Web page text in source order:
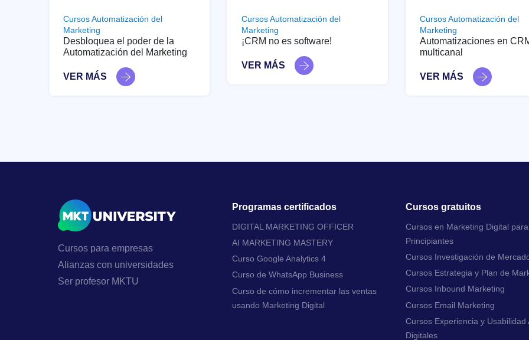
Cursos Automatización del
Marketing
Desbloquea el poder de la
Automatización del Marketing
VER MÁS
Cursos Automatización del
Marketing
¡CRM no es software!
VER MÁS
Cursos Automatización del
Marketing
Automatizaciones en
multicanal
VER MÁS
Cursos para empresas
Alianzas con universidades
Ser profesor MKTU
Programas certificados
DIGITAL MARKETING OFFICER
AI MARKETING MASTERY
Curso Google Analytics 4
Curso de WhatsApp Business
Curso de cómo incrementar las ventas
usando Marketing Digital
Cursos gratuitos
Cursos en Marketing Digital para
Principiantes
Cursos Investigación de
Cursos Estrategia y Plan de
Cursos Inbound Marketing
Cursos Email Marketing
Cursos Experiencia y Usabilidad
Digitales